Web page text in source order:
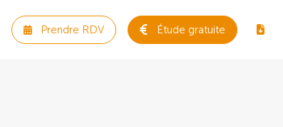
Prendre RDV Étude gratuite